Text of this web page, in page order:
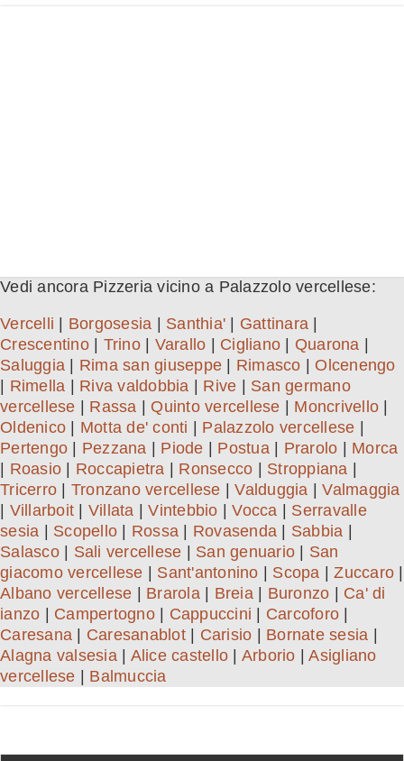
Vedi ancora Pizzeria vicino a Palazzolo vercellese:
Vercelli Borgosesia Santhia' Gattinara
Crescentino| Trino| Varallo Cigliano Quarona
Saluggia
Rima san giuseppe Rimasco
Olcenengo
Rimella Riva valdobbia Rive
San germano
vercellese
Rassa Quinto vercellese Moncrivello
Oldenico
Motta de' conti Palazzolo vercellese
Pertengo
Pezzana Piode Postua| Prarolo
Morca
Roasio Roccapietra Ronsecco Stroppiana
Tricerro
Tronzano vercellese |Valduggia |Valmaggia
Villarboit Villata |Vintebbio |Vocca
Serravalle
sesia
Scopello Rossa Rovasenda Sabbia
Salasco| Sali vercellese San genuario
San
giacomo vercellese
Sant'antonino Scopa |Zuccaro
Albano vercellese
Brarola| Breia| Buronzo
Ca' di
ianzo
Campertogno| Cappuccini Carcoforo
Caresana
Caresanablot| Carisio Bornate sesia
Alagna valsesia| Alice castello Arborio |Asigliano
vercellese
Balmuccia